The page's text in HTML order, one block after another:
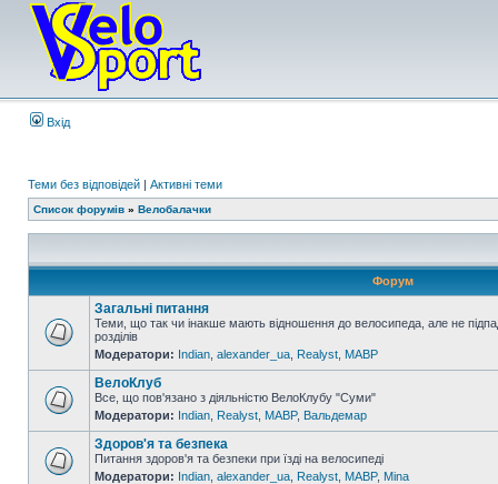
Вхід
Теми без відповідей | Активні теми
Список форумів » Велобалачки
Форум
Загальні питання
Теми, що так чи інакше мають відношення до велосипеда, але не
розділів
Модератори: Indian alexander_ua Realyst MABP
ВелоКлуб
Все, що пов'язано з діяльністю ВелоКлубу "Суми"
Модератори: Indian Realyst MABP, Вальдемар
Здоров'я та безпека
Питання здоров'я та безпеки при їзді на велосипеді
Модератори: Indian alexander_ua Realyst MABP, Mina